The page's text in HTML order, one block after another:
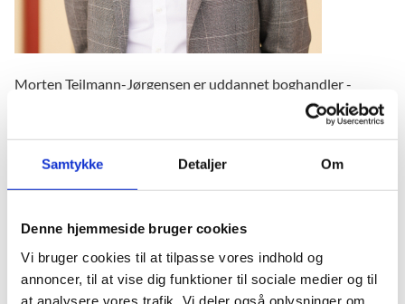
Samtykke Detaljer Om
Denne hjemmeside bruger cookies
Vi bruger cookies til at tilpasse vores indhold og
annoncer, til at vise dig funktioner til sociale medier og til
at analysere vores trafik. Vi deler også oplysninger om
Morten Teilmann-Jørgensen er uddannet boghandler -
senere uddannet journalist med 15 år i DR. Siden 2012
arbejdet med udvikling af Nationalmuseets Kongernes
Bestyrelsesmedlem i Nordisk Verdensarvs Forening.
Hvad er din mærkesag i UNESCO?
UNESCO-tanken skal være en endnu større del af
danskernes bevidsthed. Vi skal skabe større